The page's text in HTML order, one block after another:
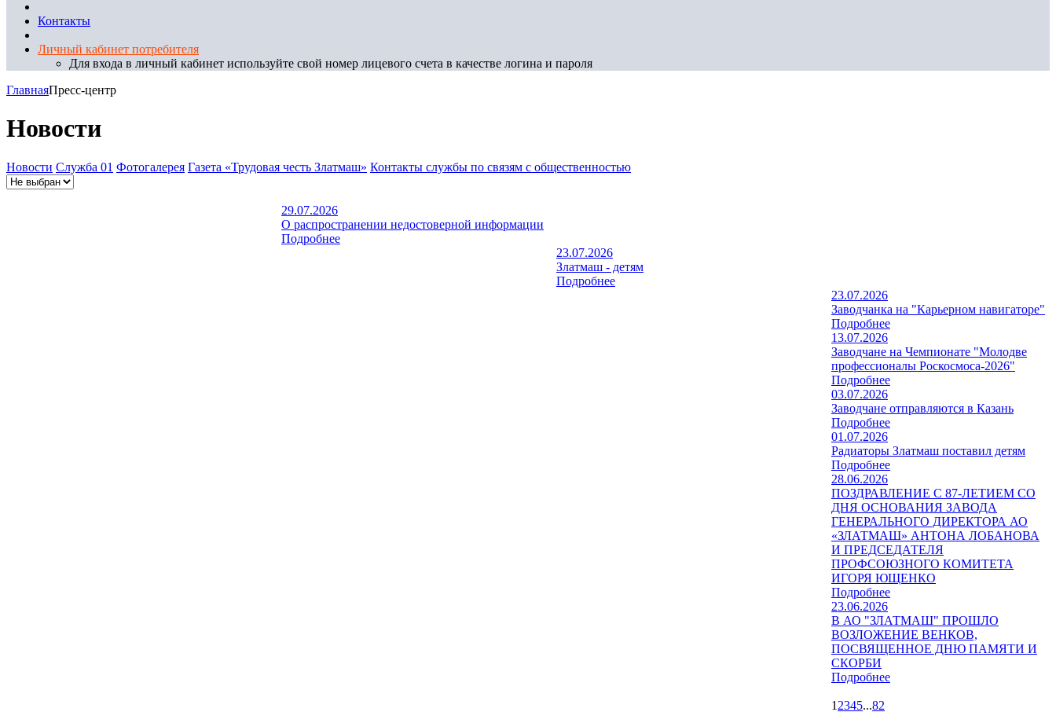
Контакты
Личный кабинет потребителя
Для входа в личный кабинет используйте свой номер лицевого счета в качестве логина и пароля
ГлавнаяПресс-центр
Новости
Новости Служба 01 Фотогалерея Газета «Трудовая честь Златмаш» Контакты службы по связям с общественностью
29.07.2026
О распространении недостоверной информации
Подробнее
23.07.2026
Златмаш - детям
Подробнее
23.07.2026
Заводчанка на "Карьерном навигаторе"
Подробнее
13.07.2026
Заводчане на Чемпионате "Молодве
профессионалы Роскосмоса-2026"
Подробнее
03.07.2026
Заводчане отправляются в Казань
Подробнее
01.07.2026
Радиаторы Златмаш поставил детям
Подробнее
28.06.2026
ПОЗДРАВЛЕНИЕ С 87-ЛЕТИЕМ СО
ДНЯ ОСНОВАНИЯ ЗАВОДА
ГЕНЕРАЛЬНОГО ДИРЕКТОРА АО
«ЗЛАТМАШ» АНТОНА ЛОБАНОВА
И ПРЕДСЕДАТЕЛЯ
ПРОФСОЮЗНОГО КОМИТЕТА
ИГОРЯ ЮЩЕНКО
Подробнее
23.06.2026
В АО "ЗЛАТМАШ" ПРОШЛО
ВОЗЛОЖЕНИЕ ВЕНКОВ,
ПОСВЯЩЕННОЕ ДНЮ ПАМЯТИ И
СКОРБИ
Подробнее
1 2345...82